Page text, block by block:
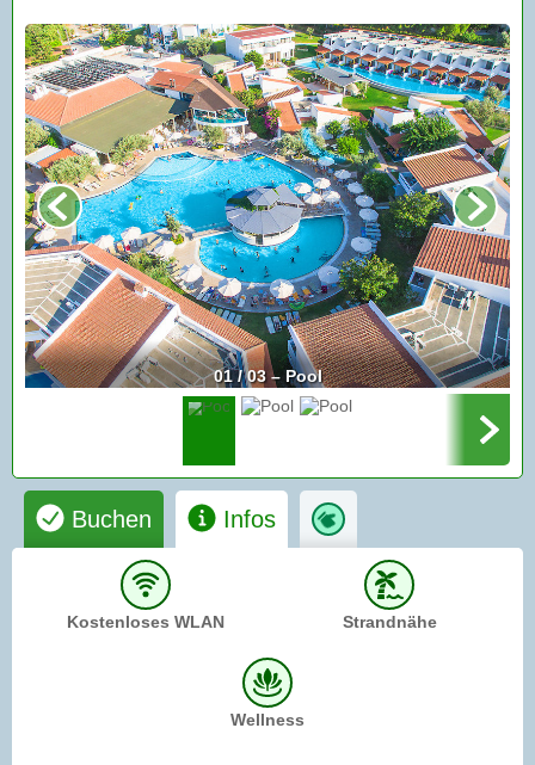
01 / 03 – Pool
Buchen Infos
Kostenloses WLAN Strandnähe
Wellness